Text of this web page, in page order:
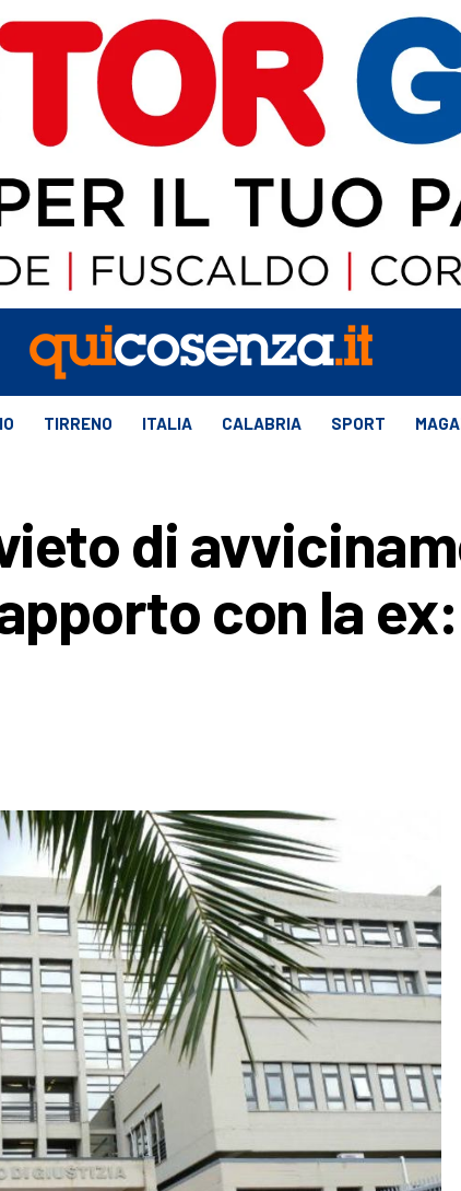
TIRRENO ITALIA CALABRIA SPORT
di
con la ex: